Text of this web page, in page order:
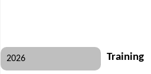
2026 Training